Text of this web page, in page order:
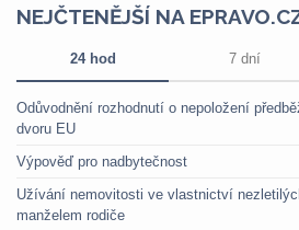
NEJČTENĚJŠÍ NA
24 hod 7 dní
Odůvodnění rozhodnutí o nepoložení
dvoru EU
Výpověď pro nadbytečnost
Užívání nemovitosti ve vlastnictví
manželem rodiče